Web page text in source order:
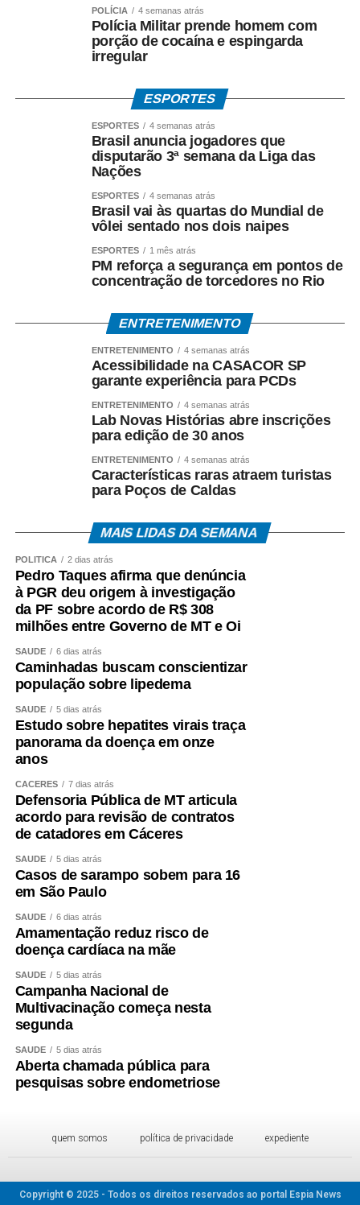
“Recebemos com muita satisfação o secretário Valter
Furtado e toda a equipe para discutirmos projetos
importantes para Cáceres. A nova unidade prisional
também queremos construir parcerias que possibilitem
oportunidades de trabalho, aprendizado e
ressocialização. Quando conseguimos unir uma ação
social a um benefício para a cidade, todos ganham”,
afirmou a prefeita.
Eliene ressaltou ainda que a administração municipal
está aberta ao diálogo para avaliar tecnicamente a
especialmente diante da possibilidade de utilização
desses produtos em obras e serviços executados pela
O vice-prefeito Luiz Landim avaliou que a integração
entre os governos municipal e estadual é essencial para
transformar projetos em resultados concretos. “É uma
parceria que pode produzir benefícios em várias frentes.
Ao mesmo tempo em que contribuímos com um processo
de ressocialização por meio do trabalho e da
utilizados em melhorias para nossa cidade. É dessa
união de esforços que surgem iniciativas capazes de
sociedade”, concluiu Luiz Landim.
Esdras Crepaldi / DRT 940 MT
COMENTE ABAIXO:
WhatsApp
Facebook
POLÍCIA 4 semanas atrás
Polícia Militar prende homem com
porção de cocaína e espingarda
irregular
ESPORTES
ESPORTES 4 semanas atrás
Brasil anuncia jogadores que
disputarão 3ª semana da Liga das
Nações
ESPORTES 4 semanas atrás
Brasil vai às quartas do Mundial de
vôlei sentado nos dois naipes
ESPORTES 1 mês atrás
PM reforça a segurança em pontos de
concentração de torcedores no Rio
ENTRETENIMENTO
ENTRETENIMENTO 4 semanas atrás
Acessibilidade na CASACOR SP
garante experiência para PCDs
ENTRETENIMENTO 4 semanas atrás
Lab Novas Histórias abre inscrições
para edição de 30 anos
ENTRETENIMENTO 4 semanas atrás
Características raras atraem turistas
para Poços de Caldas
MAIS LIDAS DA SEMANA
POLÍTICA 2 dias atrás
Pedro Taques afirma que denúncia
à PGR deu origem à investigação
da PF sobre acordo de R$ 308
milhões entre Governo de MT e Oi
SAÚDE 6 dias atrás
Caminhadas buscam conscientizar
população sobre lipedema
SAÚDE 5 dias atrás
Estudo sobre hepatites virais traça
panorama da doença em onze
anos
CÁCERES 7 dias atrás
Defensoria Pública de MT articula
acordo para revisão de contratos
de catadores em Cáceres
SAÚDE 5 dias atrás
Casos de sarampo sobem para 16
em São Paulo
SAÚDE 6 dias atrás
Amamentação reduz risco de
doença cardíaca na mãe
SAÚDE 5 dias atrás
Campanha Nacional de
Multivacinação começa nesta
segunda
SAÚDE 5 dias atrás
Aberta chamada pública para
pesquisas sobre endometriose
quem somos política de privacidade expediente
Copyright © 2025 - Todos os direitos reservados ao portal Espia News